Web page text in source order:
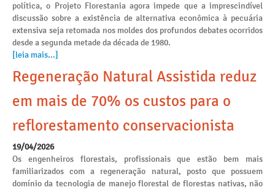
política, o Projeto Florestania agora impede que a imprescindível
discussão sobre a existência de alternativa econômica à pecuária
extensiva seja retomada nos moldes dos profundos debates ocorridos
desde a segunda metade da década de 1980.
[leia mais...]
Regeneração Natural Assistida reduz
em mais de 70% os custos para o
reflorestamento conservacionista
19/04/2026
Os engenheiros florestais, profissionais que estão bem mais
familiarizados com a regeneração natural, posto que possuem
domínio da tecnologia de manejo florestal de florestas nativas, não